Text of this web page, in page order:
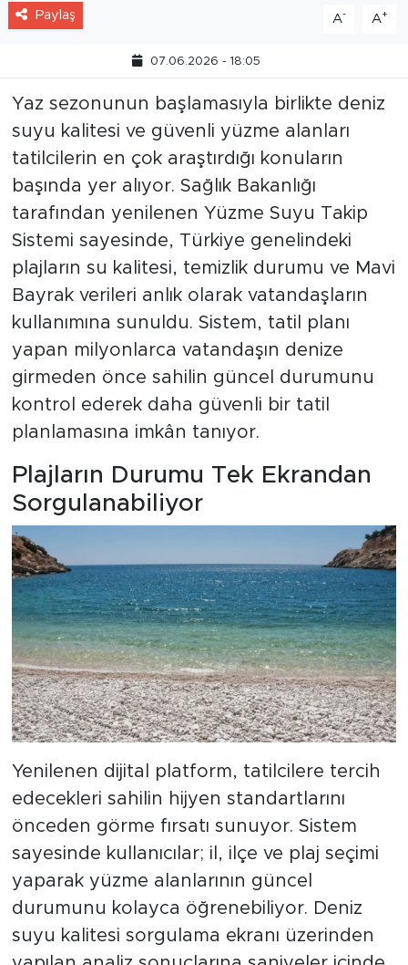
Paylaş A- A+
07.06.2026 - 18:05
Yaz sezonunun başlamasıyla birlikte deniz
suyu kalitesi ve güvenli yüzme alanları
tatilcilerin en çok araştırdığı konuların
başında yer alıyor. Sağlık Bakanlığı
tarafından yenilenen Yüzme Suyu Takip
Sistemi sayesinde, Türkiye genelindeki
plajların su kalitesi, temizlik durumu ve Mavi
Bayrak verileri anlık olarak vatandaşların
kullanımına sunuldu. Sistem, tatil planı
yapan milyonlarca vatandaşın denize
girmeden önce sahilin güncel durumunu
kontrol ederek daha güvenli bir tatil
planlamasına imkân tanıyor.
Plajların Durumu Tek Ekrandan
Sorgulanabiliyor
Yenilenen dijital platform, tatilcilere tercih
edecekleri sahilin hijyen standartlarını
önceden görme fırsatı sunuyor. Sistem
sayesinde kullanıcılar; il, ilçe ve plaj seçimi
yaparak yüzme alanlarının güncel
durumunu kolayca öğrenebiliyor. Deniz
suyu kalitesi sorgulama ekranı üzerinden